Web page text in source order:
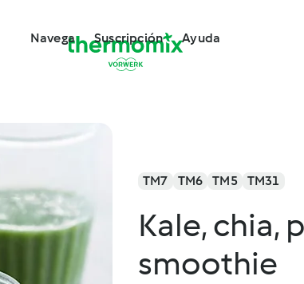
Navega Suscripción Ayuda
TM7 TM6 TM5 TM31
Kale, chia,
smoothie